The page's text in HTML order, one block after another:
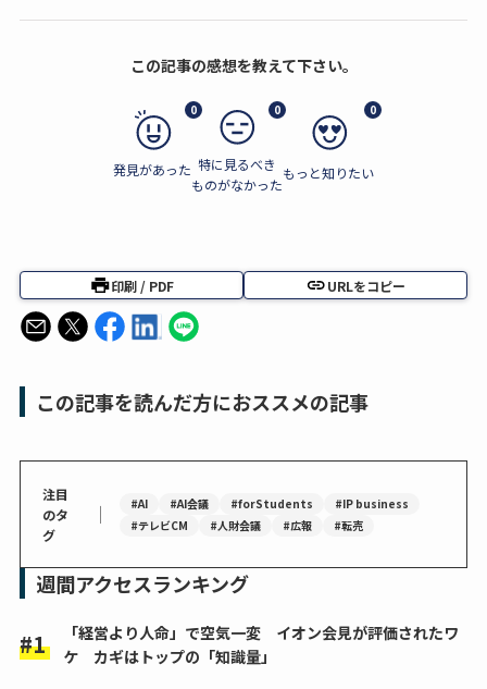
この記事の感想を教えて下さい。
0
発見があった
0
特に見るべき
ものがなかった
0
もっと知りたい
印刷 / PDF URLをコピー
この記事を読んだ方におススメの記事
注目
のタ
グ
｜ #AI #AI会議 #forStudents
#IP business
#テレビCM
#人財会議 #広報 #転売
週間アクセスランキング
「経営より人命」で空気一変 イオン会見が評価されたワ
ケ カギはトップの「知識量」